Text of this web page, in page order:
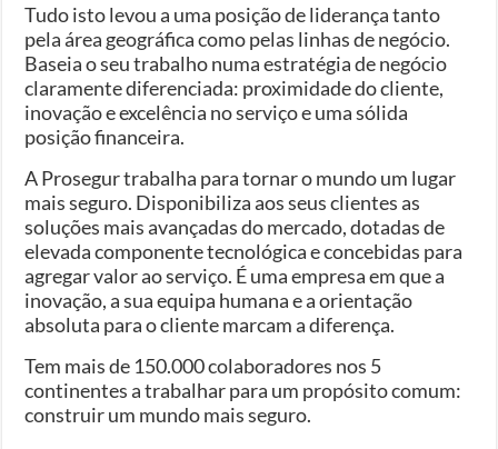
Tudo isto levou a uma posição de liderança tanto
pela área geográfica como pelas linhas de negócio.
Baseia o seu trabalho numa estratégia de negócio
claramente diferenciada: proximidade do cliente,
inovação e excelência no serviço e uma sólida
posição financeira.
A Prosegur trabalha para tornar o mundo um lugar
mais seguro. Disponibiliza aos seus clientes as
soluções mais avançadas do mercado, dotadas de
elevada componente tecnológica e concebidas para
agregar valor ao serviço. É uma empresa em que a
inovação, a sua equipa humana e a orientação
absoluta para o cliente marcam a diferença.
Tem mais de 150.000 colaboradores nos 5
continentes a trabalhar para um propósito comum:
construir um mundo mais seguro.